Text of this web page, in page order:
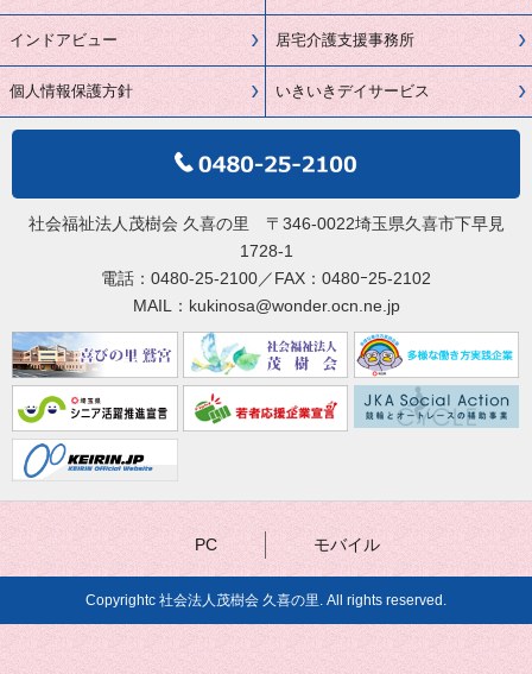
インドアビュー
個人情報保護方針
居宅介護支援事務所
いきいきデイサービス
社会福祉法人茂樹会 久喜の里 〒346-0022埼玉県久喜市下早見
1728-1
電話：0480-25-2100／FAX：0480ｰ25-2102
MAIL：kukinosa@wonder.ocn.ne.jp
PC モバイル
Copyrightc 社会法人茂樹会 久喜の里. All rights reserved.